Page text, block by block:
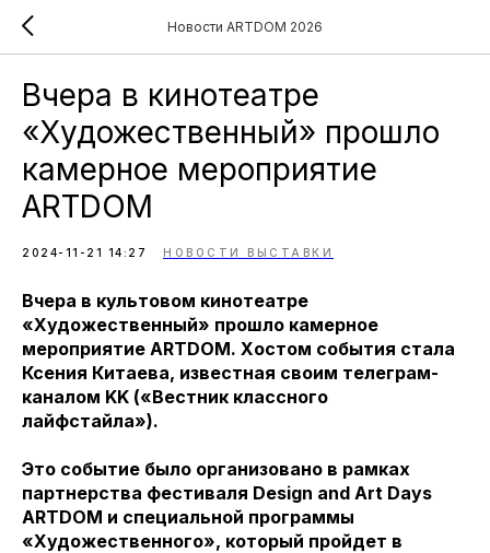
Новости ARTDOM 2026
Вчера в кинотеатре
«Художественный» прошло
камерное мероприятие
ARTDOM
2024-11-21 14:27 НОВОСТИ ВЫСТАВКИ
Вчера в культовом кинотеатре
«Художественный» прошло камерное
мероприятие ARTDOM. Хостом события стала
Ксения Китаева, известная своим телеграм-
каналом KK («Вестник классного
лайфстайла»).
Это событие было организовано в рамках
партнерства фестиваля Design and Art Days
ARTDOM и специальной программы
«Художественного», который пройдет в